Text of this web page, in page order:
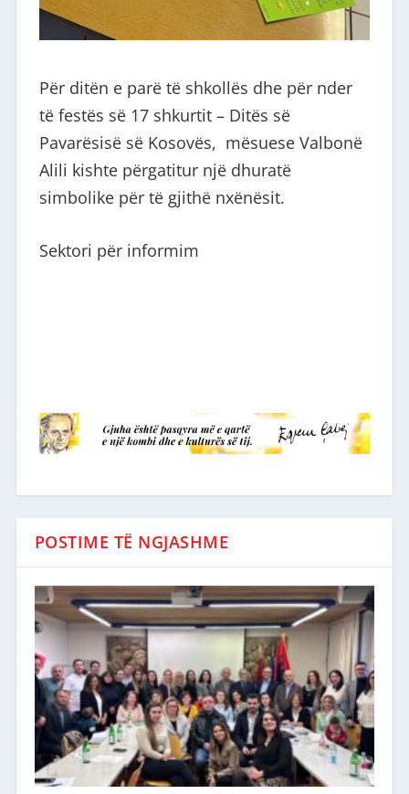
Për ditën e parë të shkollës dhe për nder
të festës së 17 shkurtit – Ditës së
Pavarësisë së Kosovës, mësuese Valbonë
Alili kishte përgatitur një dhuratë
simbolike për të gjithë nxënësit.
Sektori për informim
POSTIME TË NGJASHME